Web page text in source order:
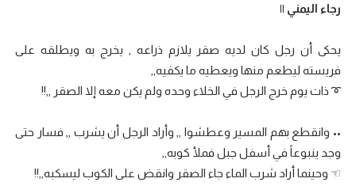
رجاء اليمني ||
يحكى أن رجل كان لديه صقر يلازم ذراعه , يخرج به ويطلقه على
فريسته ليطعم منها ويعطيه ما يكفيه,,
➰ ذات يوم خرج الرجل في الخلاء وحده ولم يكن معه إلا الصقر ,,!!
•• وانقطع بهم المسير وعطشوا ,, وأراد الرجل أن يشرب ,, فسار حتى
وجد ينبوعاً في أسفل جبل فملأ كوبه,,
☜ وحينما أراد شرب الماء جاء الصقر وانقض على الكوب ليسكبه,,!!